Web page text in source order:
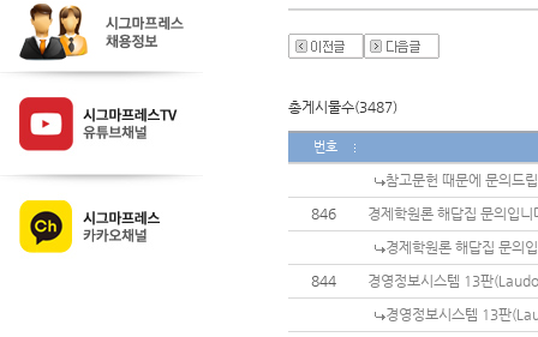
총게시물수(3487)
번호
참고문헌 때문에 문의드
846
경제학원론 해답집 문의입니
경제학원론 해답집 문의
844
경영정보시스템 13판
경영정보시스템 13판